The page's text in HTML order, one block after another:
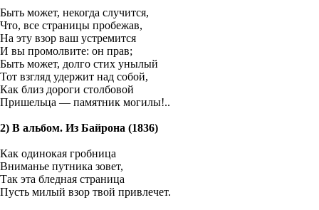
Быть может, некогда случится,
Что, все страницы пробежав,
На эту взор ваш устремится
И вы промолвите: он прав;
Быть может, долго стих унылый
Тот взгляд удержит над собой,
Как близ дороги столбовой
Пришельца — памятник могилы!..
2) В альбом. Из Байрона (1836)
Как одинокая гробница
Вниманье путника зовет,
Так эта бледная страница
Пусть милый взор твой привлечет.